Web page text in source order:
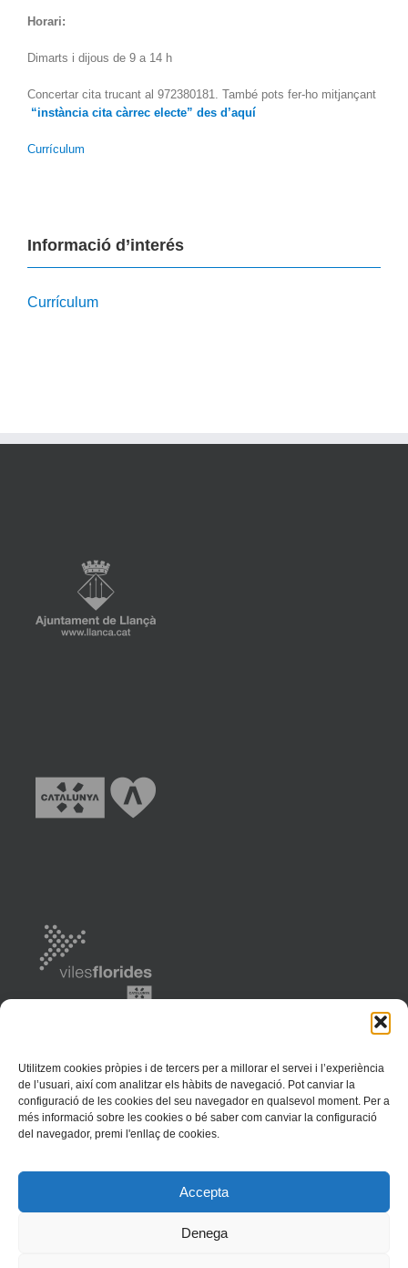
Utilitzem cookies pròpies i de tercers per a millorar el servei i l’experiència
de l’usuari, així com analitzar els hàbits de navegació. Pot canviar la
configuració de les cookies del seu navegador en qualsevol moment. Per a
més informació sobre les cookies o bé saber com canviar la configuració
del navegador, premi l'enllaç de cookies.
Accepta
Denega
Horari:
Dimarts i dijous de 9 a 14 h
Concertar cita trucant al 972380181. També pots fer-ho mitjançant
“instància cita càrrec electe” des d’aquí
Currículum
Informació d’interés
Currículum
Ajuntament de Llançà | 2018 | Av. Europa, 37 | 17490 Llançà | Tel. (+34)